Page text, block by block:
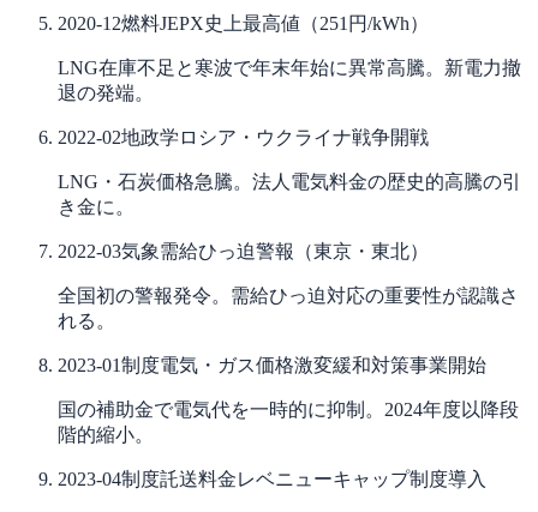
2020-12燃料JEPX史上最高値（251円/kWh）
LNG在庫不足と寒波で年末年始に異常高騰。新電力撤
退の発端。
2022-02地政学 ロシア・ウクライナ戦争開戦
LNG・石炭価格急騰。法人電気料金の歴史的高騰の引
き金に。
2022-03気象需給ひっ迫警報（東京・東北）
全国初の警報発令。需給ひっ迫対応の重要性が認識さ
れる。
2023-01制度電気・ガス価格激変緩和対策事業開始
国の補助金で電気代を一時的に抑制。2024年度以降段
階的縮小。
2023-04制度託送料金レベニューキャップ制度導入